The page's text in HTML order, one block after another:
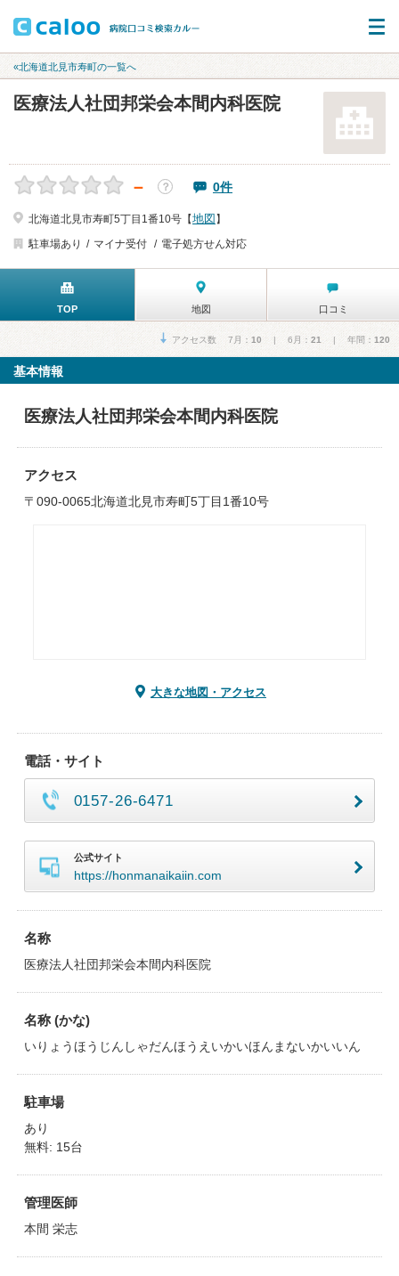
«北海道北見市寿町の一覧へ
医療法人社団邦栄会本間内科医院
－ ？ 0件
北海道北見市寿町5丁目1番10号【地図 】
駐車場あり
マイナ受付 電子処方せん対応
TOP 地図 口コミ
アクセス数 7月： 10 | 6月： 21 | 年間： 120
基本情報
医療法人社団邦栄会本間内科医院
アクセス
〒090-0065北海道北見市寿町5丁目1番10号
大きな地図・アクセス
電話・サイト
0157-26-6471
公式サイト
https://honmanaikaiin.com
名称
医療法人社団邦栄会本間内科医院
名称 (かな)
いりょうほうじんしゃだんほうえいかいほんまないかいいん
駐車場
あり
無料: 15台
管理医師
本間 栄志